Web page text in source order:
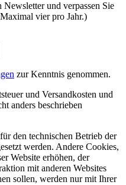
und verpassen Sie
vier pro Jahr.)
zur Kenntnis genommen.
und Versandkosten und
anders beschrieben
den technischen Betrieb der
werden. Andere Cookies,
Website erhöhen, der
mit anderen Websites
sollen, werden nur mit Ihrer